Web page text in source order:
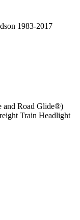
1983-2017
and Road Glide®)
Train Headlight